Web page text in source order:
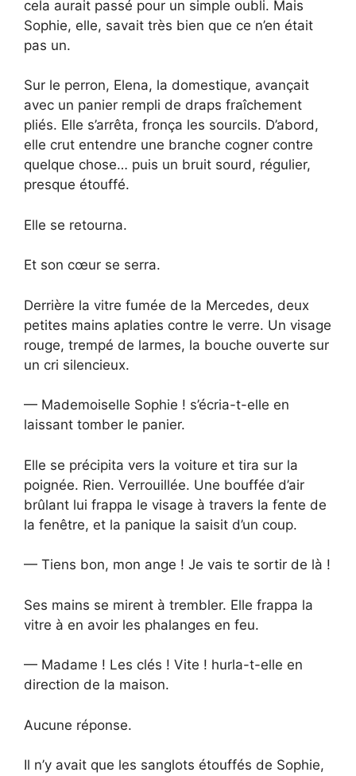
cela aurait passé pour un simple oubli. Mais
Sophie, elle, savait très bien que ce n’en était
pas un.
Sur le perron, Elena, la domestique, avançait
avec un panier rempli de draps fraîchement
pliés. Elle s’arrêta, fronça les sourcils. D’abord,
elle crut entendre une branche cogner contre
quelque chose… puis un bruit sourd, régulier,
presque étouffé.
Elle se retourna.
Et son cœur se serra.
Derrière la vitre fumée de la Mercedes, deux
petites mains aplaties contre le verre. Un visage
rouge, trempé de larmes, la bouche ouverte sur
un cri silencieux.
— Mademoiselle Sophie ! s’écria-t-elle en
laissant tomber le panier.
Elle se précipita vers la voiture et tira sur la
poignée. Rien. Verrouillée. Une bouffée d’air
brûlant lui frappa le visage à travers la fente de
la fenêtre, et la panique la saisit d’un coup.
— Tiens bon, mon ange ! Je vais te sortir de là !
Ses mains se mirent à trembler. Elle frappa la
vitre à en avoir les phalanges en feu.
— Madame ! Les clés ! Vite ! hurla-t-elle en
direction de la maison.
Aucune réponse.
Il n’y avait que les sanglots étouffés de Sophie,